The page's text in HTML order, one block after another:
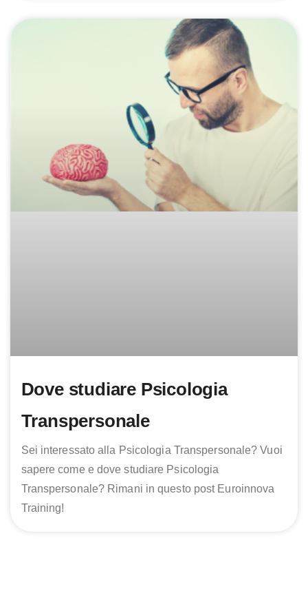
Dove studiare Psicologia
Transpersonale
Sei interessato alla Psicologia Transpersonale? Vuoi
sapere come e dove studiare Psicologia
Transpersonale? Rimani in questo post Euroinnova
Training!